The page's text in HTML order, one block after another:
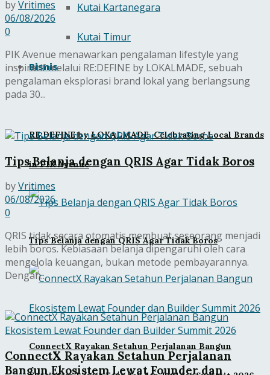
Kutai Kartanegara
Kutai Timur
Bisnis
RE:DEFINE by LOKALMADE, Celebrating Local Brands
in PIK Avenue
Tips Belanja dengan QRIS Agar Tidak Boros
ConnectX Rayakan Setahun Perjalanan Bangun
byVritimes
06/08/2026
0
PIK Avenue menawarkan pengalaman lifestyle yang
inspiratif melalui RE:DEFINE by LOKALMADE, sebuah
pengalaman eksplorasi brand lokal yang berlangsung
pada 30...
Tips Belanja dengan QRIS Agar Tidak Boros
byVritimes
06/08/2026
0
QRIS tidak secara otomatis membuat seseorang menjadi
lebih boros. Kebiasaan belanja dipengaruhi oleh cara
mengelola keuangan, bukan metode pembayarannya.
Dengan...
ConnectX Rayakan Setahun Perjalanan
Bangun Ekosistem Lewat Founder dan